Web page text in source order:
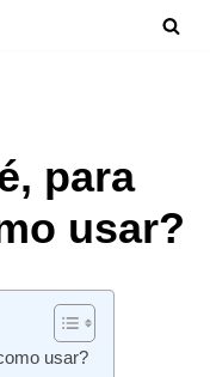
para
usar?
usar?